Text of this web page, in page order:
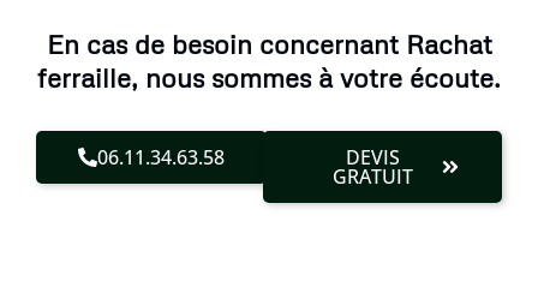
En cas de besoin concernant Rachat
ferraille, nous sommes à votre écoute.
06.11.34.63.58 DEVIS
GRATUIT